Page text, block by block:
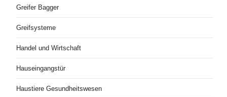
Greifer Bagger
Greifsysteme
Handel und Wirtschaft
Hauseingangstür
Haustiere Gesundheitswesen